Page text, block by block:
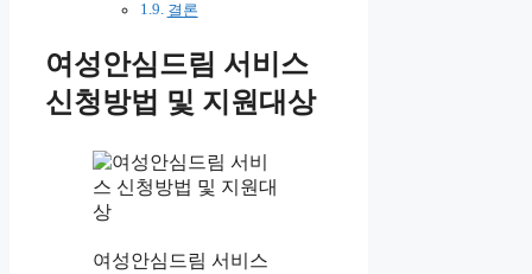
결론
여성안심드림 서비스
신청방법 및 지원대상
여성안심드림 서비스